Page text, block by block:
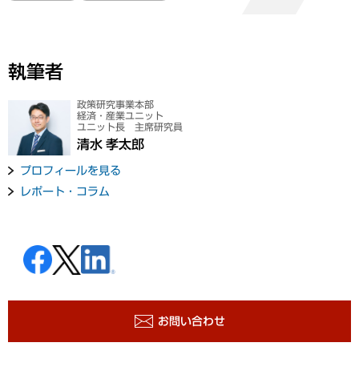
執筆者
政策研究事業本部
経済・産業ユニット
ユニット長 主席研究員
清水 孝太郎
プロフィールを見る
レポート・コラム
お問い合わせ